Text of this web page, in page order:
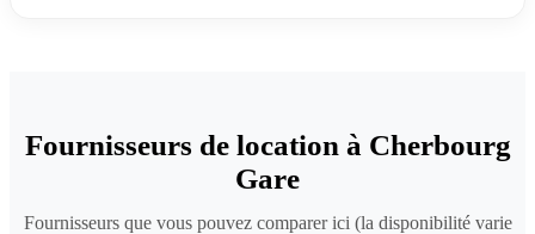
Fournisseurs de location à Cherbourg
Gare
Fournisseurs que vous pouvez comparer ici (la disponibilité varie